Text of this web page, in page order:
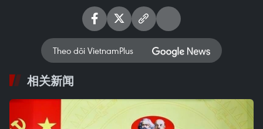
Theo dõi VietnamPlus
相关新闻